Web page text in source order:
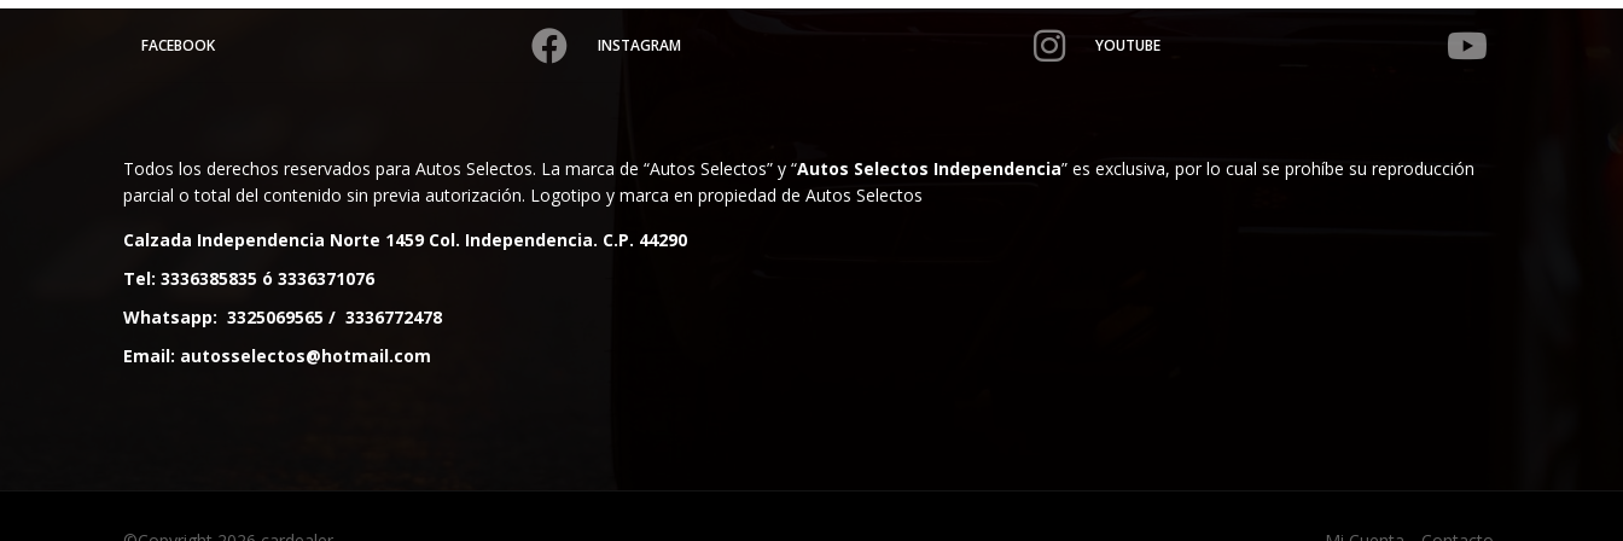
FACEBOOK INSTAGRAM YOUTUBE
Todos los derechos reservados para Autos Selectos. La marca de “Autos Selectos” y “Autos Selectos Independencia” es exclusiva, por lo cual se prohíbe su reproducción
parcial o total del contenido sin previa autorización. Logotipo y marca en propiedad de Autos Selectos
Calzada Independencia Norte 1459 Col. Independencia. C.P. 44290
Tel: 3336385835 ó 3336371076
Whatsapp: 3325069565 / 3336772478
Email: autosselectos@hotmail.com